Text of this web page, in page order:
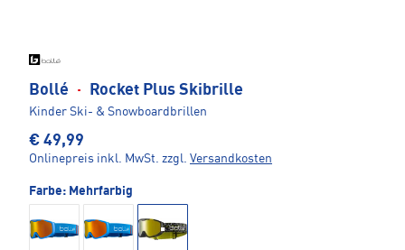
Bollé · Rocket Plus Skibrille
Kinder Ski- & Snowboardbrillen
€ 49,99
Onlinepreis inkl. MwSt. zzgl. Versandkosten
Farbe: Mehrfarbig